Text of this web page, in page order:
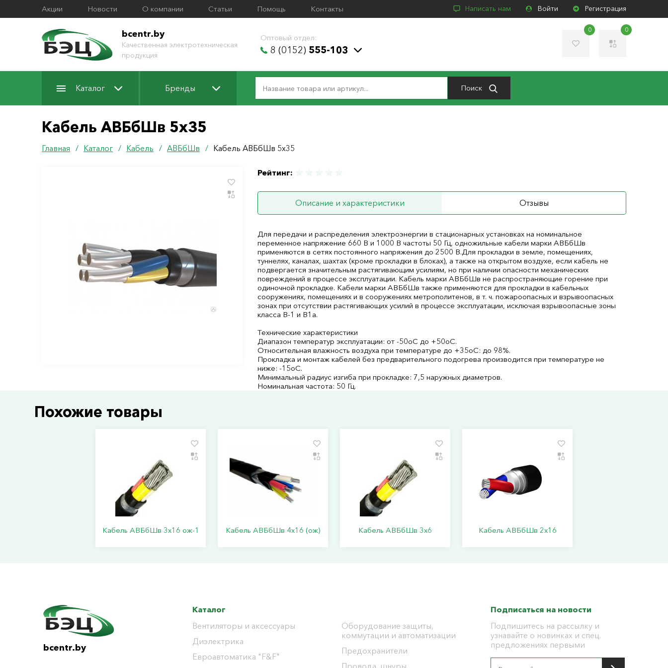
Акции Новости О компании Статьи Помощь Контакты Написать нам Войти Регистрация
bcentr.by
Качественная электротехническая
продукция
Оптовый отдел:
8 (0152) 555-103
0 0
Каталог Бренды Поиск
Кабель АВБбШв 5х35
Главная / Каталог / Кабель / АВБбШв / Кабель АВБбШв 5х35
Рейтинг:
Описание и характеристики Отзывы
Для передачи и распределения электроэнергии в стационарных установках на номинальное
переменное напряжение 660 В и 1000 В частоты 50 Гц, одножильные кабели марки АВБбШв
применяются в сетях постоянного напряжения до 2500 В.Для прокладки в земле, помещениях,
туннелях, каналах, шахтах (кроме прокладки в блоках), а также на открытом воздухе, если кабель не
подвергается значительным растягивающим усилиям, но при наличии опасности механических
повреждений в процессе эксплуатации. Кабель марки АВБбШв не распространяющие горение при
одиночной прокладке. Кабели марки АВБбШв также применяются для прокладки в кабельных
сооружениях, помещениях и в сооружениях метрополитенов, в т. ч. пожароопасных и взрывоопасных
зонах при отсутствии растягивающих усилий в процессе эксплуатации, исключая взрывоопасные зоны
класса В-1 и В1а.
Технические характеристики
Диапазон температур эксплуатации: от -50оС до +50оС.
Относительная влажность воздуха при температуре до +35оС: до 98%.
Прокладка и монтаж кабелей без предварительного подогрева производится при температуре не
ниже: -15оС.
Минимальный радиус изгиба при прокладке: 7,5 наружных диаметров.
Номинальная частота: 50 Гц.
Похожие товары
Кабель АВБбШв 3х16 ож-1 Кабель АВБбШв 4х16 (ож) Кабель АВБбШв 3х6 Кабель АВБбШв 2х16
bcentr.by
Каталог
Вентиляторы и аксессуары
Диэлектрика
Евроавтоматика "F&F"
Оборудование защиты,
коммутации и автоматизации
Предохранители
Провода, шнуры
Подписаться на новости
Подпишитесь на рассылку и
узнавайте о новинках и спец.
предложениях первыми